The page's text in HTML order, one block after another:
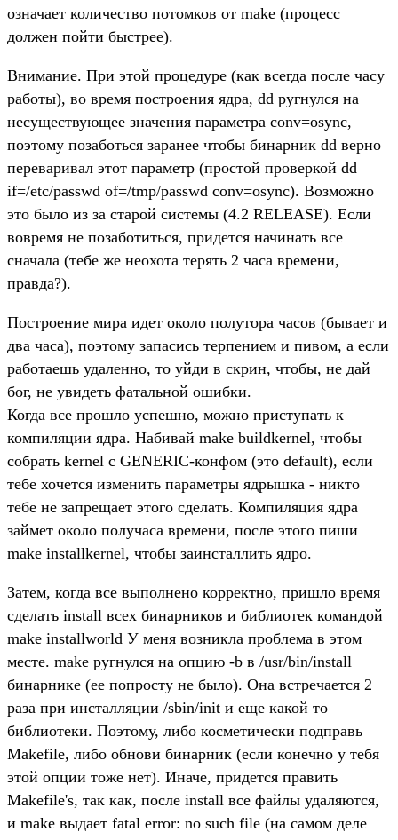
означает количество потомков от make (процесс
должен пойти быстрее).
Внимание. При этой процедуре (как всегда после часу
работы), во время построения ядра, dd ругнулся на
несуществующее значения параметра conv=osync,
поэтому позаботься заранее чтобы бинарник dd верно
переваривал этот параметр (простой проверкой dd
if=/etc/passwd of=/tmp/passwd conv=osync). Возможно
это было из за старой системы (4.2 RELEASE). Если
вовремя не позаботиться, придется начинать все
сначала (тебе же неохота терять 2 часа времени,
правда?).
Построение мира идет около полутора часов (бывает и
два часа), поэтому запасись терпением и пивом, а если
работаешь удаленно, то уйди в скрин, чтобы, не дай
бог, не увидеть фатальной ошибки.
Когда все прошло успешно, можно приступать к
компиляции ядра. Набивай make buildkernel, чтобы
собрать kernel с GENERIC-конфом (это default), если
тебе хочется изменить параметры ядрышка - никто
тебе не запрещает этого сделать. Компиляция ядра
займет около получаса времени, после этого пиши
make installkernel, чтобы заинсталлить ядро.
Затем, когда все выполнено корректно, пришло время
сделать install всех бинарников и библиотек командой
make installworld У меня возникла проблема в этом
месте. make ругнулся на опцию -b в /usr/bin/install
бинарнике (ее попросту не было). Она встречается 2
раза при инсталляции /sbin/init и еще какой то
библиотеки. Поэтому, либо косметически подправь
Makefile, либо обнови бинарник (если конечно у тебя
этой опции тоже нет). Иначе, придется править
Makefile's, так как, после install все файлы удаляются,
и make выдает fatal error: no such file (на самом деле